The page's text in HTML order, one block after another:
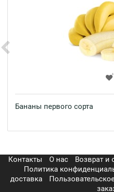
Бананы первого сорта
Контакты О нас Возврат и
Политика
доставка